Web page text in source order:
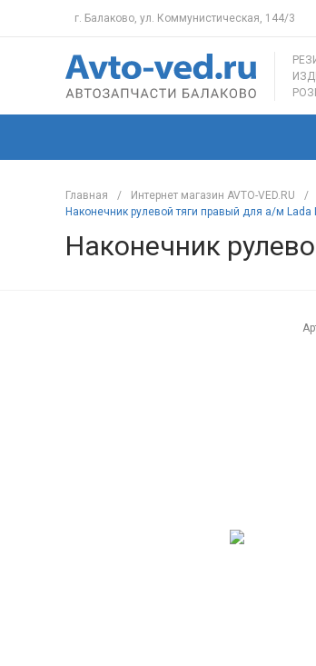
г. Балаково, ул. Коммунистическая, 144/3
Главная / Интернет магазин AVTO-VED.RU /
Наконечник рулевой тяги правый для а/м
Наконечник